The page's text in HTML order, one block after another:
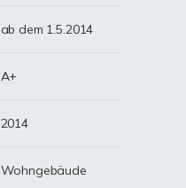
ab dem 1.5.2014
A+
2014
Wohngebäude